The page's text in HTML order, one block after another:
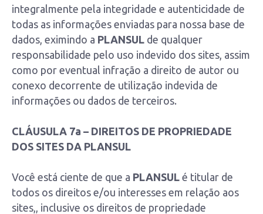
integralmente pela integridade e autenticidade de
todas as informações enviadas para nossa base de
dados, eximindo a PLANSUL de qualquer
responsabilidade pelo uso indevido dos sites, assim
como por eventual infração a direito de autor ou
conexo decorrente de utilização indevida de
informações ou dados de terceiros.
CLÁUSULA 7a – DIREITOS DE PROPRIEDADE
DOS SITES DA PLANSUL
Você está ciente de que a PLANSUL é titular de
todos os direitos e/ou interesses em relação aos
sites,, inclusive os direitos de propriedade